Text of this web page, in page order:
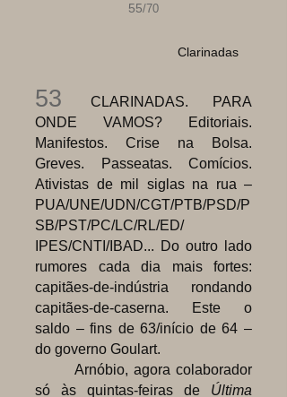
Clarinadas
53
CLARINADAS. PARA
ONDE VAMOS? Editoriais.
Manifestos. Crise na Bolsa.
Greves. Passeatas. Comícios.
Ativistas de mil siglas na rua –
PUA/UNE/UDN/CGT/PTB/PSD/P
SB/PST/PC/LC/RL/ED/
IPES/CNTI/IBAD... Do outro lado
rumores cada dia mais fortes:
capitães-de-indústria rondando
capitães-de-caserna. Este o
saldo – fins de 63/início de 64 –
do governo Goulart.
Arnóbio, agora colaborador
só às quintas-feiras de Última
55/70